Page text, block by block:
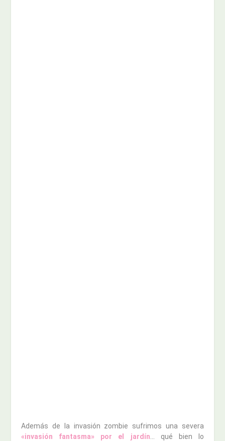
Además de la invasión zombie sufrimos una severa
«invasión fantasma» por el jardín … qué bien lo